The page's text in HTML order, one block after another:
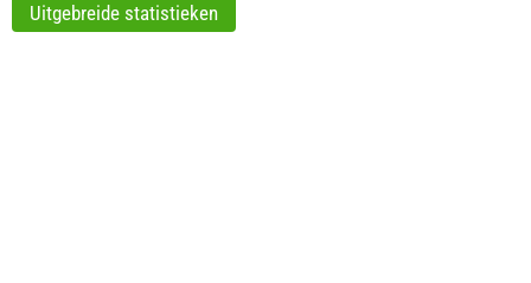
Uitgebreide statistieken